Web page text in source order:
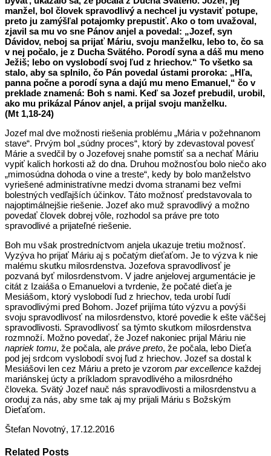
manžel, bol človek spravodlivý a nechcel ju vystaviť potupe,
preto ju zamýšľal potajomky prepustiť. Ako o tom uvažoval,
zjavil sa mu vo sne Pánov anjel a povedal: „Jozef, syn
Dávidov, neboj sa prijať Máriu, svoju manželku, lebo to, čo sa
v nej počalo, je z Ducha Svätého. Porodí syna a dáš mu meno
Ježiš; lebo on vyslobodí svoj ľud z hriechov.“ To všetko sa
stalo, aby sa splnilo, čo Pán povedal ústami proroka: „Hľa,
panna počne a porodí syna a dajú mu meno Emanuel,“ čo v
preklade znamená: Boh s nami. Keď sa Jozef prebudil, urobil,
ako mu prikázal Pánov anjel, a prijal svoju manželku.
(Mt 1,18-24)
Jozef mal dve možnosti riešenia problému „Mária v požehnanom
stave“. Prvým bol „súdny proces“, ktorý by zdevastoval povesť
Márie a svedčil by o Jozefovej snahe pomstiť sa a nechať Máriu
vypiť kalich horkosti až do dna. Druhou možnosťou bolo niečo ako
„mimosúdna dohoda o vine a treste“, kedy by bolo manželstvo
vyriešené administratívne medzi dvoma stranami bez veľmi
bolestných vedľajších účinkov. Táto možnosť predstavovala to
najoptimálnejšie riešenie. Jozef ako muž spravodlivý a možno
povedať človek dobrej vôle, rozhodol sa práve pre toto
spravodlivé a prijateľné riešenie.
Boh mu však prostredníctvom anjela ukazuje tretiu možnosť.
Vyzýva ho prijať Máriu aj s počatým dieťaťom. Je to výzva k nie
malému skutku milosrdenstva. Jozefova spravodlivosť je
pozvaná byť milosrdenstvom. V jadre anjelovej argumentácie je
citát z Izaiáša o Emanuelovi a tvrdenie, že počaté dieťa je
Mesiášom, ktorý vyslobodí ľud z hriechov, teda urobí ľudí
spravodlivými pred Bohom. Jozef prijíma túto výzvu a povýši
svoju spravodlivosť na milosrdenstvo, ktoré povedie k ešte väčšej
spravodlivosti. Spravodlivosť sa týmto skutkom milosrdenstva
rozmnoží. Možno povedať, že Jozef nakoniec prijal Máriu nie
napriek tomu, že počala, ale práve preto, že počala, lebo Dieťa
pod jej srdcom vyslobodí svoj ľud z hriechov. Jozef sa dostal k
Mesiášovi len cez Máriu a preto je vzorom par excellence každej
mariánskej úcty a príkladom spravodlivého a milosrdného
človeka. Svätý Jozef nauč nás spravodlivosti a milosrdenstvu a
oroduj za nás, aby sme tak aj my prijali Máriu s Božským
Dieťaťom.
Štefan Novotný, 17.12.2016
Related Posts